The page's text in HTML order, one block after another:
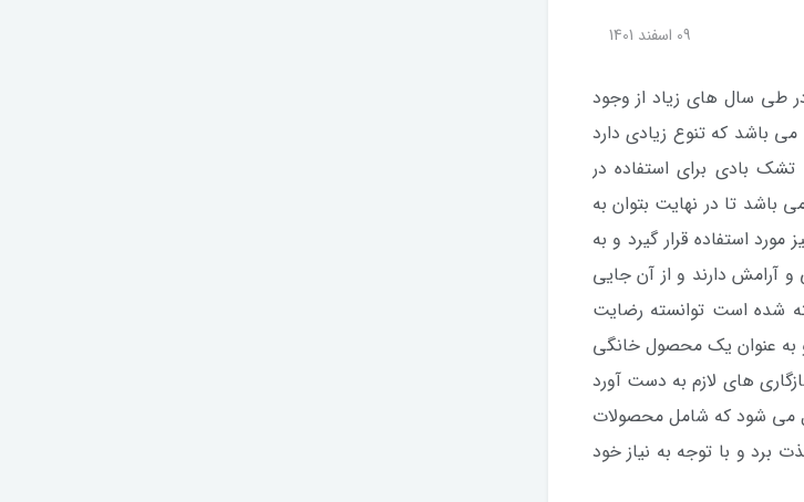
09 اسفند 1401
سال های زیاد از وجود
باشد که تنوع زیادی دارد
بادی برای استفاده در
باشد تا در نهایت بتوان به
مورد استفاده قرار گیرد و به
و آرامش دارند و از آن جایی
شده است توانسته رضایت
به عنوان یک محصول خانگی
های لازم به دست آورد
می شود که شامل محصولات
برد و با توجه به نیاز خود